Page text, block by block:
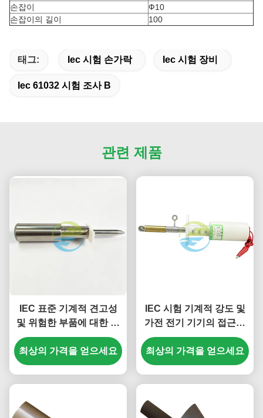
손잡이
Ф10
손잡이의 길이
100
태그: Iec 시험 손가락 Iec 시험 장비
Iec 61032 시험 조사 B
관련 제품
IEC 표준 기계적 견고성
및 위험한 부품에 대한 접
근으로부터의 보호에 대한
손가락 검사
최상의 가격을 얻으세요
IEC 시험 기계적 강도 및
가전 전기 기기의 접근성
검사를 위한 손가락 탐사
최상의 가격을 얻으세요